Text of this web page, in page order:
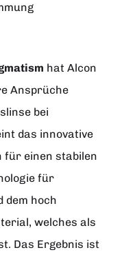
hat Alcon
Ansprüche
bei
das innovative
für einen stabilen
für
dem hoch
welches als
Das Ergebnis ist